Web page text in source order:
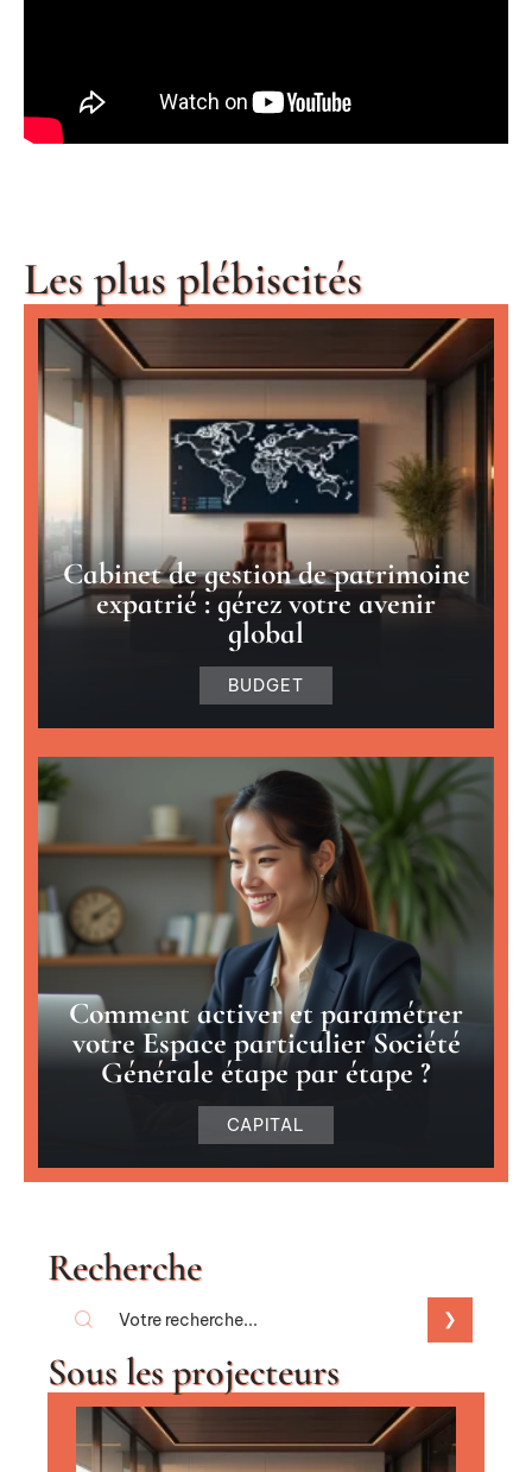
Les plus plébiscités
Cabinet de gestion de patrimoine
expatrié : gérez votre avenir
global
BUDGET
Comment activer et paramétrer
votre Espace particulier Société
Générale étape par étape ?
CAPITAL
Recherche
Sous les projecteurs